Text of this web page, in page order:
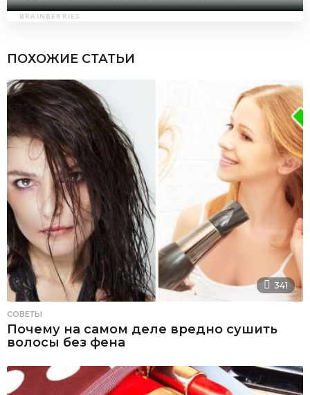
ПОХОЖИЕ СТАТЬИ
341
СОВЕТЫ
Почему на самом деле вредно сушить
волосы без фена